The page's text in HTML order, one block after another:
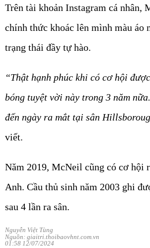
Trên tài khoản Instagram cá nhân,
chính thức khoác lên mình màu áo
trạng thái đầy tự hào.
“Thật hạnh phúc khi có cơ hội
bóng tuyệt vời này trong 3 năm
đến ngày ra mắt tại sân
viết.
Năm 2019, McNeil cũng có cơ hội
Anh. Cầu thủ sinh năm 2003 ghi
sau 4 lần ra sân.
Nguyễn Việt Tùng
Nguồn: giaitri.thoibaovhnt.com.vn
01:58 12/07/2024